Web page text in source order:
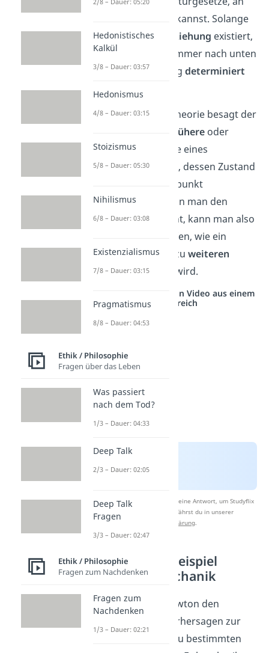
denen du nicht rütteln kannst. Solange
zum Beispiel dieErdanziehung existiert,
werden Gegenstände immer nach unten
fallen. Die Erdanziehung determiniert
also das Fallen.
In der physikalischen Theorie besagt der
frühereoder
gegenwärtige Zustände eines
physikalischen Systems, dessen Zustand
Zeitpunkt
vorherbestimmen. Wenn man den
Ausgangszustand
kennt, kann man also
Aussagen darüber treffen, wie ein
physikalisches System zu weiteren
Zeitpunkten aussehen wird.
Studyflix vernetzt: Hier ein Video aus einem
anderen Bereich
Nach Beantwortung speichern wir deine Antwort, um Studyflix
zu verbessern. Mehr dazu erfährst du in unserer
Datenschutzerklärung.
Determinismus Beispiel
Newton’sche Mechanik
Zum Beispiel nutzte Newton den
Vorhersagen zur
Position von Planeten zu bestimmten
Hedonistisches
Kalkül
3/8 – Dauer: 03:57
Hedonismus
4/8 – Dauer: 03:15
Stoizismus
5/8 – Dauer: 05:30
Nihilismus
6/8 – Dauer: 03:08
Existenzialismus
7/8 – Dauer: 03:15
Pragmatismus
8/8 – Dauer: 04:53
Ethik / Philosophie
Fragen über das Leben
Was passiert
nach dem Tod?
1/3 – Dauer: 04:33
Deep Talk
2/3 – Dauer: 02:05
Deep Talk
Fragen
3/3 – Dauer: 02:47
Ethik / Philosophie
Fragen zum Nachdenken
Fragen zum
Nachdenken
1/3 – Dauer: 02:21